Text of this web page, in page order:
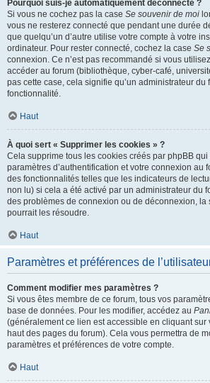
Pourquoi suis-je automatiquement déconnecté ?
Si vous ne cochez pas la case Se souvenir de moi
vous ne resterez connecté que pendant une durée
que quelqu’un d’autre utilise votre compte à votre
ordinateur. Pour rester connecté, cochez la case Se
connexion. Ce n’est pas recommandé si vous
accéder au forum (bibliothèque, cyber-café,
pas cette case, cela signifie qu’un administrateur du
fonctionnalité.
Haut
À quoi sert « Supprimer les cookies » ?
Cela supprime tous les cookies créés par phpBB
paramètres d’authentification et votre connexion au
des fonctionnalités telles que les indicateurs de
non lu) si cela a été activé par un administrateur du
des problèmes de connexion ou de déconnexion, la
pourrait les résoudre.
Haut
Paramètres et préférences de
Comment modifier mes paramètres ?
Si vous êtes membre de ce forum, tous vos
base de données. Pour les modifier, accédez au
(généralement ce lien est accessible en cliquant sur
haut des pages du forum). Cela vous permettra de
paramètres et préférences de votre compte.
Haut